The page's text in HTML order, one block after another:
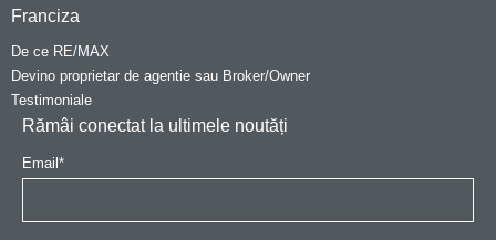
Franciza
De ce RE/MAX
Devino proprietar de agentie sau Broker/Owner
Testimoniale
Rămâi conectat la ultimele noutăți
Email*